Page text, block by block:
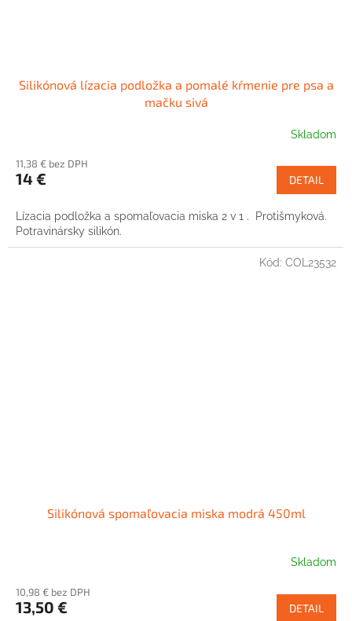
Silikónová lízacia podložka a pomalé kŕmenie pre psa a
mačku sivá
Skladom
11,38 € bez DPH
14 € DETAIL
Lízacia podložka a spomaľovacia miska 2 v 1 . Protišmyková.
Potravinársky silikón.
Silikónová spomaľovacia miska modrá 450ml
Skladom
10,98 € bez DPH
13,50 € DETAIL
Kód: COL23532